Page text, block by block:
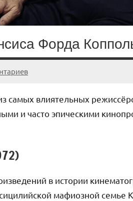
Форда
самых влиятельных
и часто эпическими
в истории
мафиозной семье